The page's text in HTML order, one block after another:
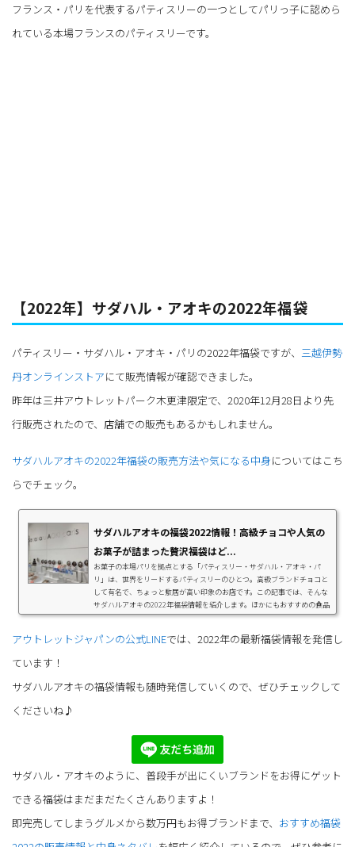
フランス・パリを代表するパティスリーの一つとしてパリっ子に認めら
れている本場フランスのパティスリーです。
【2022年】サダハル・アオキの2022年福袋
パティスリー・サダハル・アオキ・パリの2022年福袋ですが、 三越伊勢
丹オンラインストアにて販売情報が確認できました。
昨年は三井アウトレットパーク木更津限定で、2020年12月28日より先
行販売されたので、店舗での販売もあるかもしれません。
サダハルアオキの2022年福袋の販売方法や気になる中身についてはこち
らでチェック。
サダハルアオキの福袋2022情報！高級チョコや人気の
お菓子が詰まった贅沢福袋はど...
お菓子の本場パリを拠点とする「パティスリー・サダハル・アオキ・パ
リ」は、世界をリードするパティスリーのひとつ。高級ブランドチョコと
して有名で、ちょっと敷居が高い印象のお店です。この記事では、そんな
サダハルアオキの2022年福袋情報を紹介します。ほかにもおすすめの食品
福袋も紹介するので、ぜひチェックしてみてくださいね。サダハルアオキ
2は三越伊勢丹オンラインストアにて確認できました。また初売りの時期
アウトレットジャパンの公式LINEでは、2022年の最新福袋情報を発信し
ています！
サダハルアオキの福袋情報も随時発信していくので、ぜひチェックして
くださいね♪
サダハル・アオキのように、普段手が出にくいブランドをお得にゲット
できる福袋はまだまだたくさんありますよ！
即完売してしまうグルメから数万円もお得ブランドまで、 おすすめ福袋